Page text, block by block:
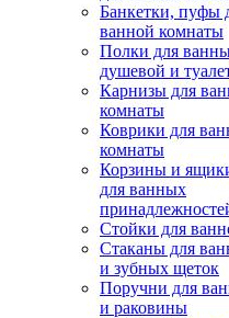
Банкетки, пуфы
ванной комнаты
Полки для
душевой и
Карнизы для
комнаты
Коврики для
комнаты
Корзины и
для ванных
Стойки для
Стаканы для
и зубных щеток
Поручни для
и раковины